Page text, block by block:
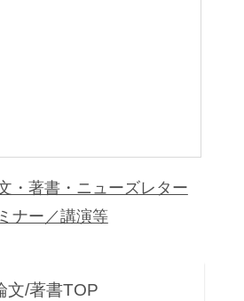
・著書・ニューズレター
ナー／講演等
文/著書TOP